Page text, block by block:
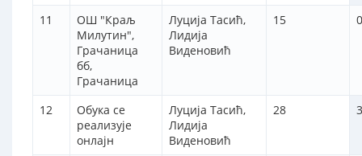
11
ОШ "Краљ
Милутин",
Грачаница
бб,
Грачаница
Луција Тасић,
Лидија
Виденовић
15 0
12
Обука се
реализује
онлајн
Луција Тасић,
Лидија
Виденовић
28